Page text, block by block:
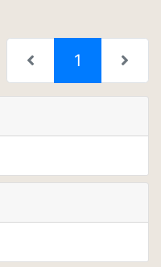
1 (current)